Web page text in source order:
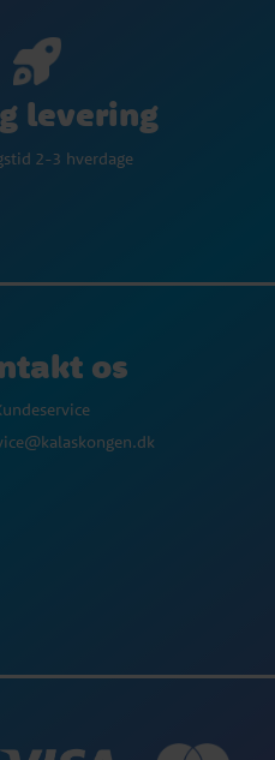
levering
2-3 hverdage
os